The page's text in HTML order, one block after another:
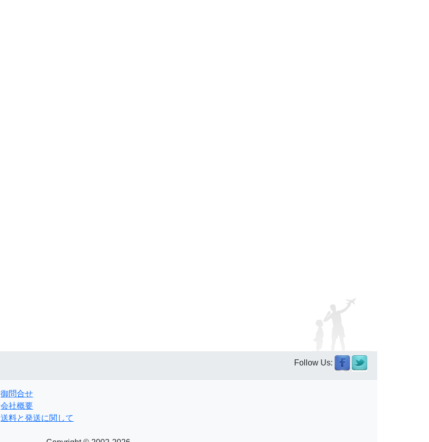
Follow Us:
御問合せ
会社概要
送料と発送に関して